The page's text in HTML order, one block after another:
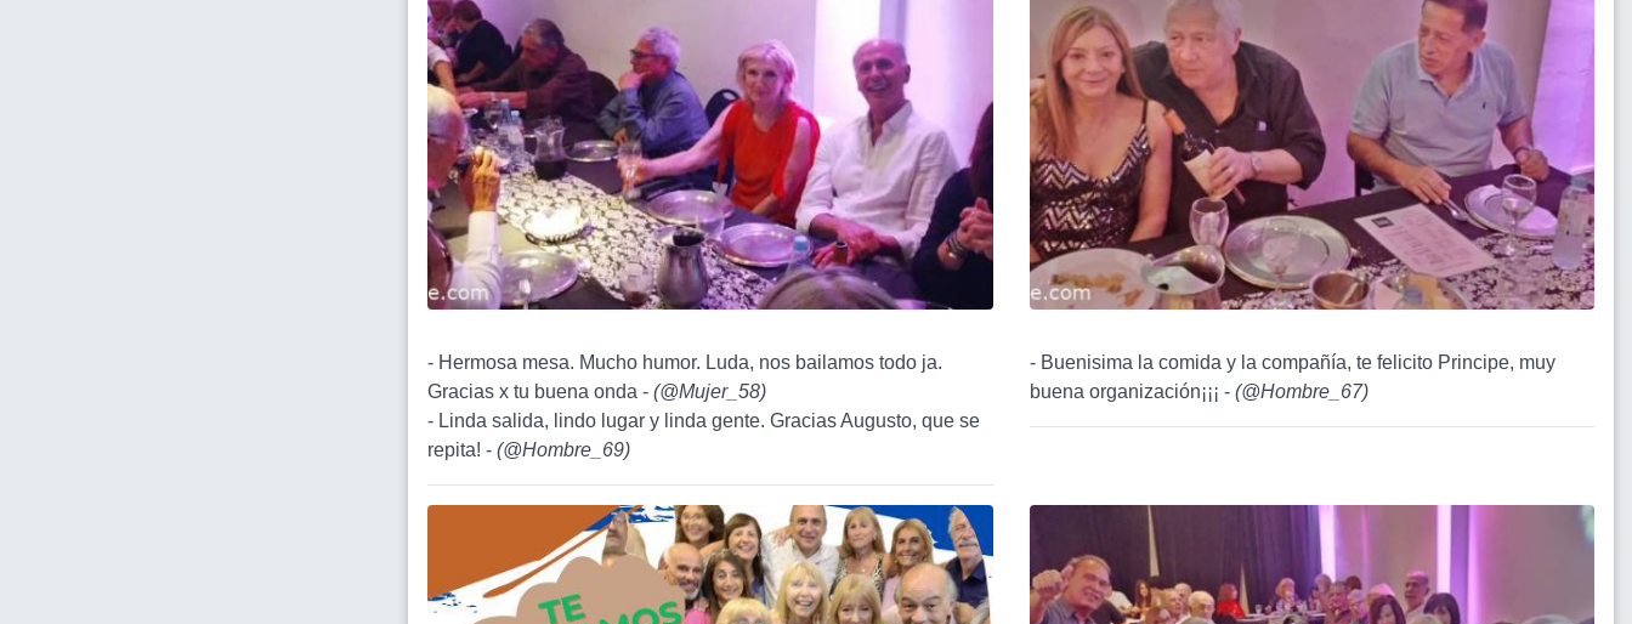
- Hermosa mesa. Mucho humor. Luda, nos bailamos todo ja.
Gracias x tu buena onda - (@Mujer_58)
- Linda salida, lindo lugar y linda gente. Gracias Augusto, que se
repita! - (@Hombre_69)
- Buenisima la comida y la compañía, te felicito Principe, muy
buena organización¡¡¡ - (@Hombre_67)